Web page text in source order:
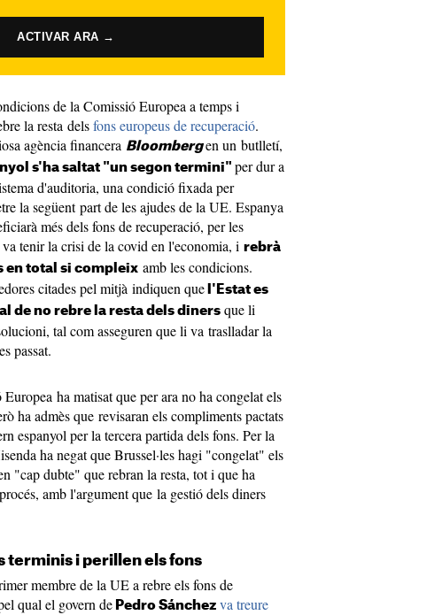
ACTIVAR ARA →
de la Comissió Europea a temps i
la resta delsfons europeus de recuperació.
agència financera Bloomberg en un butlletí,
s'ha saltat "un segon termini" per dur a
d'auditoria, una condició fixada per
la següent part de les ajudes de la UE. Espanya
més dels fons de recuperació, per les
va tenir la crisi de la covid en l'economia, i rebrà
en total si compleix amb les condicions.
citades pel mitjà indiquen que l'Estat es
de no rebre la resta dels diners que li
tal com asseguren que li va traslladar la
passat.
ha matisat que per ara no ha congelat els
ha admès que revisaran els compliments pactats
espanyol per la tercera partida dels fons. Per la
ha negat que Brussel·les hagi "congelat" els
"cap dubte" que rebran la resta, tot i que ha
amb l'argument que la gestió dels diners
terminis i perillen els fons
membre de la UE a rebre els fons de
qual el govern de Pedro Sánchez va treure